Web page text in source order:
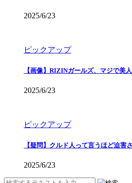
2025/6/23
ピックアップ
【画像】RIZINガールズ、マジで美
2025/6/23
ピックアップ
【疑問】クルド人って言うほど迫害
2025/6/23